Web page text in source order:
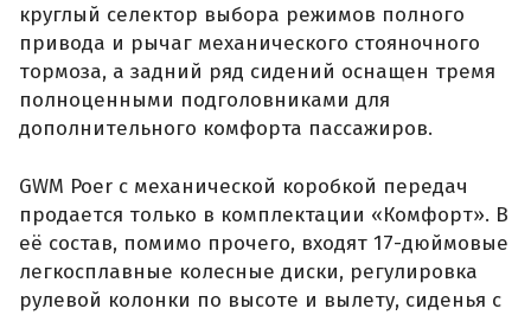
круглый селектор выбора режимов полного
привода и рычаг механического стояночного
тормоза, а задний ряд сидений оснащен тремя
полноценными подголовниками для
дополнительного комфорта пассажиров.
GWM Poer с механической коробкой передач
продается только в комплектации «Комфорт». В
её состав, помимо прочего, входят 17-дюймовые
легкосплавные колесные диски, регулировка
рулевой колонки по высоте и вылету, сиденья с